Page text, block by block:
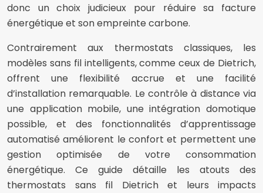
donc un choix judicieux pour réduire sa facture
énergétique et son empreinte carbone.
Contrairement aux thermostats classiques, les
modèles sans fil intelligents, comme ceux de Dietrich,
offrent une flexibilité accrue et une facilité
d’installation remarquable. Le contrôle à distance via
une application mobile, une intégration domotique
possible, et des fonctionnalités d’apprentissage
automatisé améliorent le confort et permettent une
gestion optimisée de votre consommation
énergétique. Ce guide détaille les atouts des
thermostats sans fil Dietrich et leurs impacts